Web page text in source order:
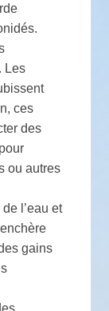
Les
ces
des
ou autres
l’eau et
gains